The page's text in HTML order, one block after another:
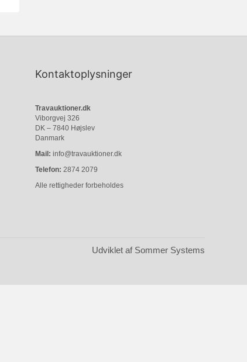
Kontaktoplysninger
Travauktioner.dk
Viborgvej 326
DK – 7840 Højslev
Danmark
Mail: info@travauktioner.dk
Telefon: 2874 2079
Alle rettigheder forbeholdes
Udviklet af Sommer Systems